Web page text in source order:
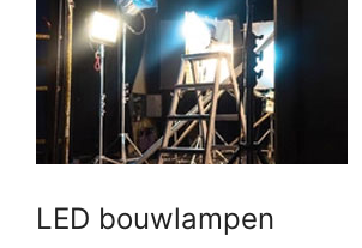
LED bouwlampen